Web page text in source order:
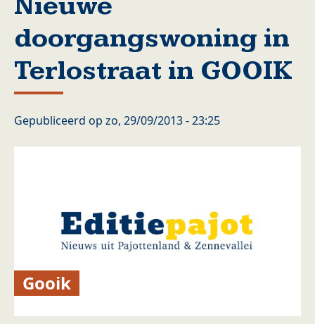
doorgangswoning in
Terlostraat in GOOIK
Gepubliceerd op zo, 29/09/2013 - 23:25
Gooik